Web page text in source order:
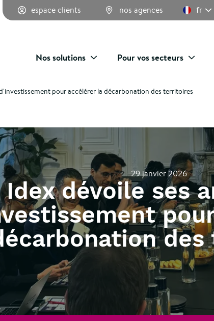
espace clients nos agences fr
Nos solutions Pour vos secteurs
pour accélérer la décarbonation des territoires
29 janvier 2026
Idex dévoile ses